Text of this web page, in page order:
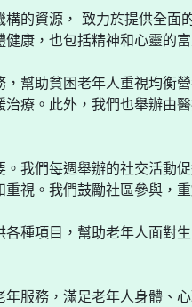
的資源， 致力於提供全面
康，也包括精神和心靈的富
幫助貧困老年人重視均衡
療。此外，我們也舉辦由
我們每週舉辦的社交活動
視。我們鼓勵社區參與，
種項目，幫助老年人面對
服務，滿足老年人身體、